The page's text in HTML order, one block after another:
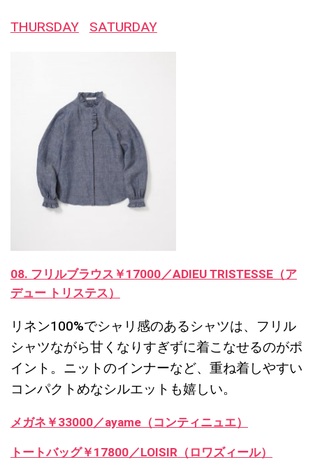
THURSDAY SATURDAY
08. フリルブラウス￥17000／ADIEU TRISTESSE（ア
デュー トリステス）
リネン100%でシャリ感のあるシャツは、フリル
シャツながら甘くなりすぎずに着こなせるのがポ
イント。ニットのインナーなど、重ね着しやすい
コンパクトめなシルエットも嬉しい。
メガネ￥33000／ayame（コンティニュエ）
トートバッグ￥17800／LOISIR（ロワズィール）